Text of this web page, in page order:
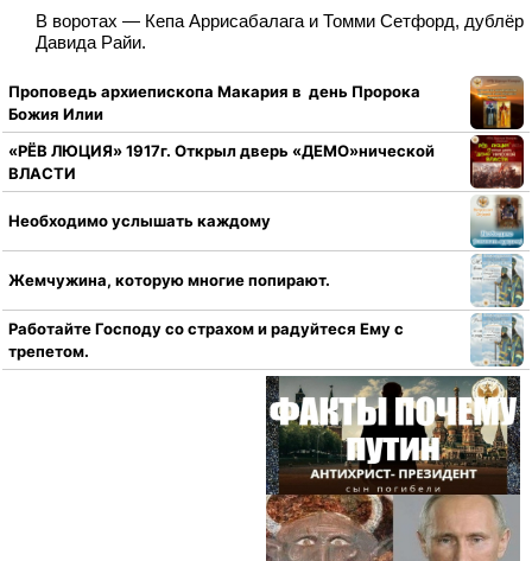
В воротах — Кепа Аррисабалага и Томми Сетфорд, дублёр
Давида Райи.
Проповедь архиепископа Макария в день Пророка
Божия Илии
«РЁВ ЛЮЦИЯ» 1917г. Открыл дверь «ДЕМО»нической
ВЛАСТИ
Необходимо услышать каждому
Жемчужина, которую многие попирают.
Работайте Господу со страхом и радуйтеся Ему с
трепетом.